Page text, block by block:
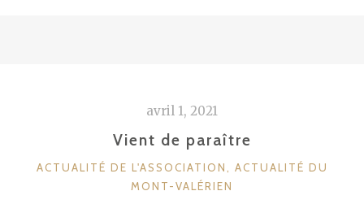
avril 1, 2021
Vient de paraître
CATÉGORIES
ACTUALITÉ DE L'ASSOCIATION
ACTUALITÉ DU
MONT-VALÉRIEN